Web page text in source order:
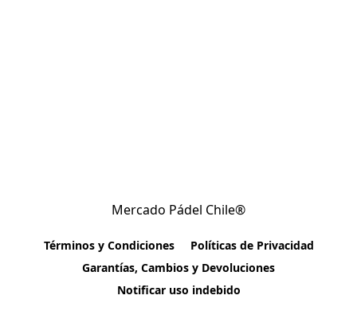
Mercado Pádel Chile®
Términos y Condiciones
Políticas de Privacidad
Garantías, Cambios y Devoluciones
Notificar uso indebido